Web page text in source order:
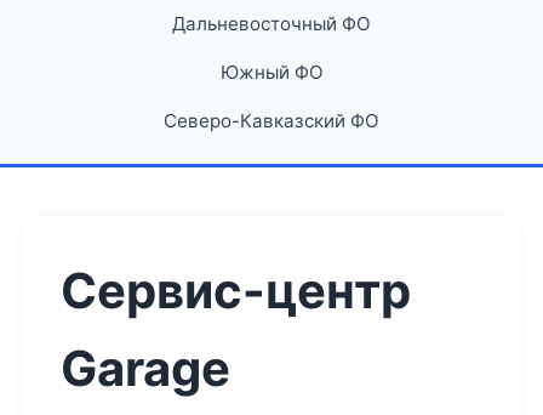
Дальневосточный ФО
Южный ФО
Северо-Кавказский ФО
Сервис-центр
Garage